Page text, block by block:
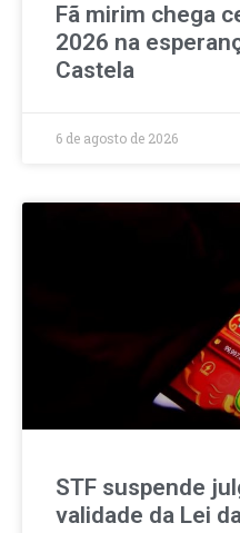
Fã mirim chega
2026 na
Castela
6 de agosto de 2026
STF suspende
validade da Lei